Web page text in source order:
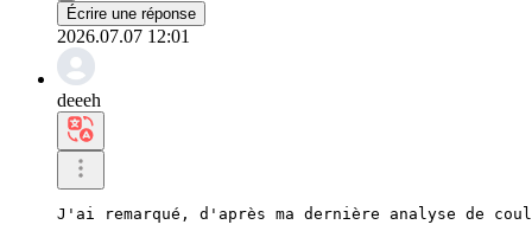
Écrire une réponse
2026.07.07 12:01
deeeh
J'ai remarqué, d'après ma dernière analyse de